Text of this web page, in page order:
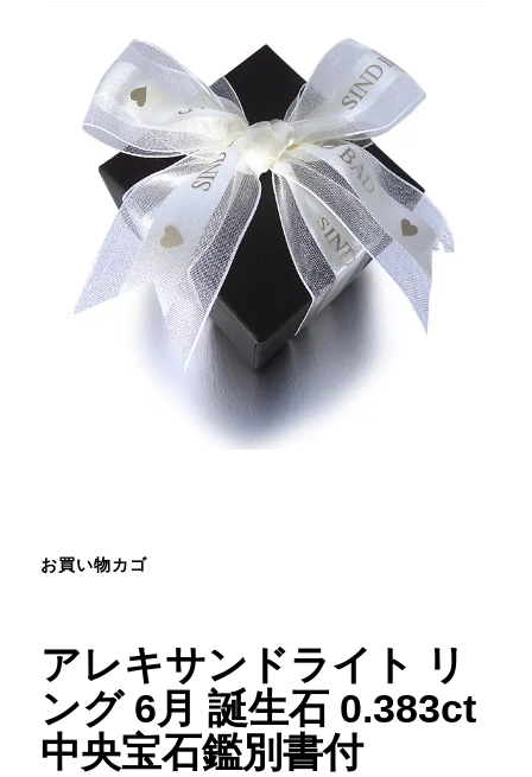
お買い物カゴ
アレキサンドライト リ
ング 6月 誕生石 0.383ct
中央宝石鑑別書付